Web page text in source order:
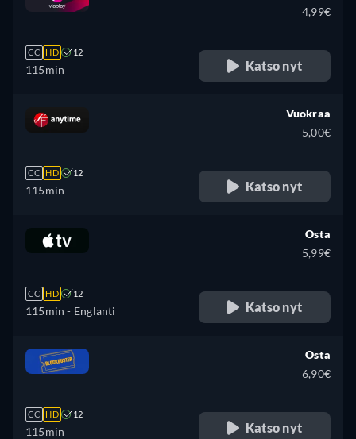
CC HD 12
115min
4,99€
Katso nyt
CC HD 12
115min
Vuokraa
5,00€
Katso nyt
CC HD 12
115min - Englanti
Osta
5,99€
Katso nyt
CC HD 12
115min
Osta
6,90€
Katso nyt